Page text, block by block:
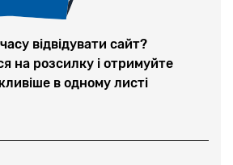
відвідувати сайт?
на розсилку і отримуйте
в одному листі